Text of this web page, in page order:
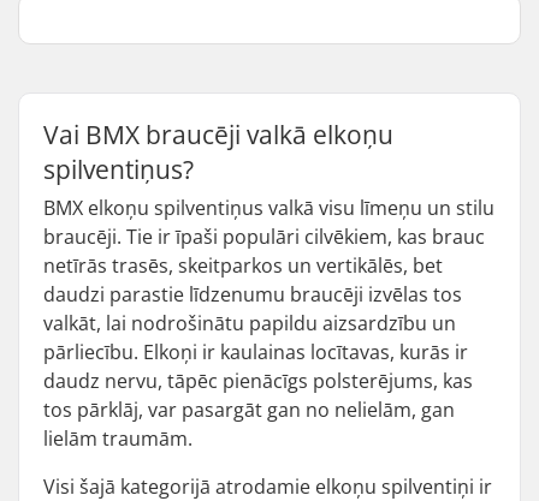
Vai BMX braucēji valkā elkoņu
spilventiņus?
BMX elkoņu spilventiņus valkā visu līmeņu un stilu
braucēji. Tie ir īpaši populāri cilvēkiem, kas brauc
netīrās trasēs, skeitparkos un vertikālēs, bet
daudzi parastie līdzenumu braucēji izvēlas tos
valkāt, lai nodrošinātu papildu aizsardzību un
pārliecību. Elkoņi ir kaulainas locītavas, kurās ir
daudz nervu, tāpēc pienācīgs polsterējums, kas
tos pārklāj, var pasargāt gan no nelielām, gan
lielām traumām.
Visi šajā kategorijā atrodamie elkoņu spilventiņi ir